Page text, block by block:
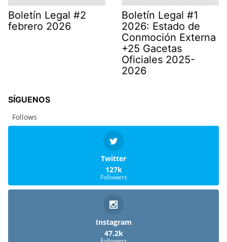
Boletín Legal #2
febrero 2026
Boletín Legal #1
2026: Estado de
Conmoción Externa
+25 Gacetas
Oficiales 2025-
2026
SÍGUENOS
Follows
Twitter
127k
Followers
Instagram
47.2k